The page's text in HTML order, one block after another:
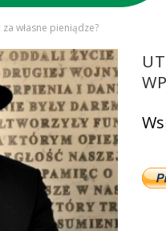
własne pieniądze?